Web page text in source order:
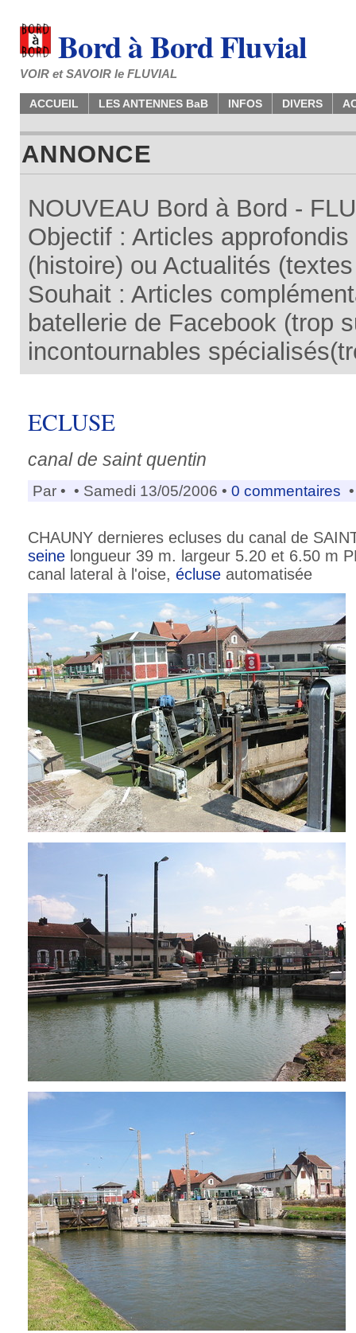
Bord à Bord Fluvial
VOIR et SAVOIR le FLUVIAL
ACCUEIL LES ANTENNES BaB INFOS DIVERS
ANNONCE
NOUVEAU Bord à Bord -
Objectif : Articles
(histoire) ou Actualités
Souhait : Articles
batellerie de Facebook (trop
incontournables
ECLUSE
canal de saint quentin
Par • • Samedi 13/05/2006 • 0 commentaires
CHAUNY dernieres ecluses du canal de
seine longueur 39 m. largeur 5.20 et 6.50 m
canal lateral à l'oise, écluse automatisée